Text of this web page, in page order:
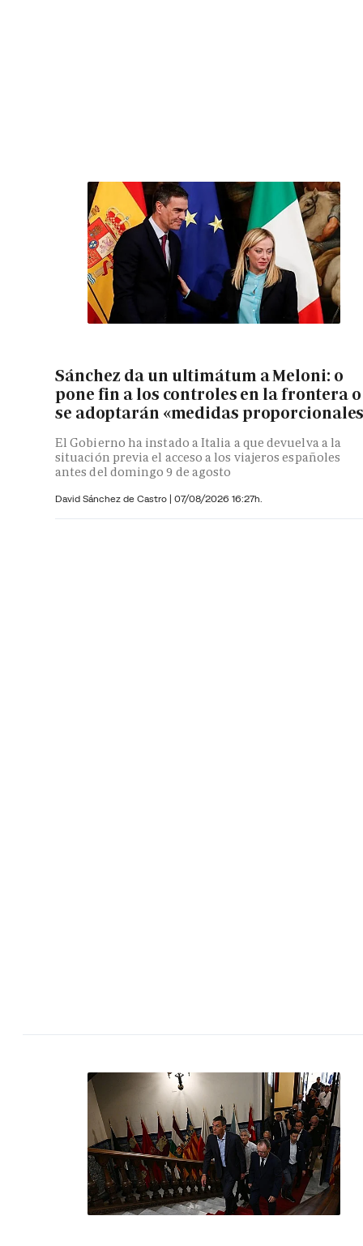
Sánchez da un ultimátum a Meloni: o
pone fin a los controles en la frontera o
se adoptarán «medidas
El Gobierno ha instado a Italia a que devuelva a la
situación previa el acceso a los viajeros españoles
antes del domingo 9 de agosto
David Sánchez de Castro | 07/08/2026 16:27h.